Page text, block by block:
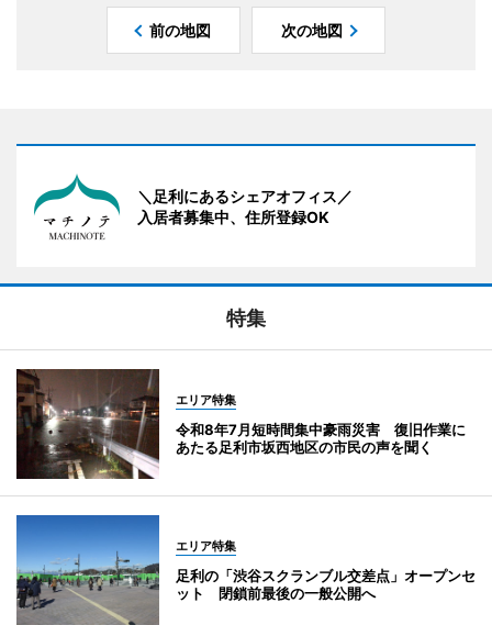
前の地図 次の地図
＼足利にあるシェアオフィス／
入居者募集中、住所登録OK
特集
エリア特集
令和8年7月短時間集中豪雨災害 復旧作業に
あたる足利市坂西地区の市民の声を聞く
エリア特集
足利の「渋谷スクランブル交差点」オープンセ
ット 閉鎖前最後の一般公開へ